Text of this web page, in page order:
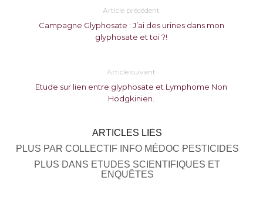
Article précédent
Campagne Glyphosate : J’ai des urines dans mon
glyphosate et toi ?!
Article suivant
Etude sur lien entre glyphosate et Lymphome Non
Hodgkinien.
ARTICLES LIÉS
PLUS PAR COLLECTIF INFO MÉDOC PESTICIDES
PLUS DANS ETUDES SCIENTIFIQUES ET
ENQUÊTES